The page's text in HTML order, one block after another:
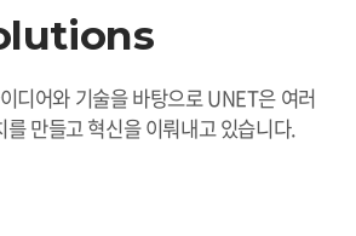
디어와 기술을 바탕으로 UNET은 여러
만들고 혁신을 이뤄내고 있습니다.